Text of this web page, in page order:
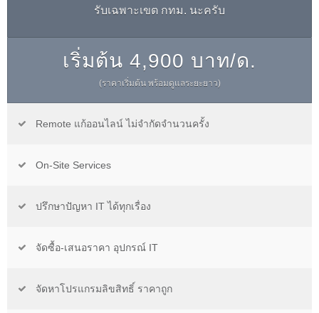
รับเฉพาะเขต กทม. นะครับ
เริ่มต้น 4,900 บาท/ด.
(ราคาเริ่มต้น พร้อมดูแลระยะยาว)
Remote แก้ออนไลน์ ไม่จำกัดจำนวนครั้ง
On-Site Services
ปรึกษาปัญหา IT ได้ทุกเรื่อง
จัดซื้อ-เสนอราคา อุปกรณ์ IT
จัดหาโปรแกรมลิขสิทธิ์ ราคาถูก